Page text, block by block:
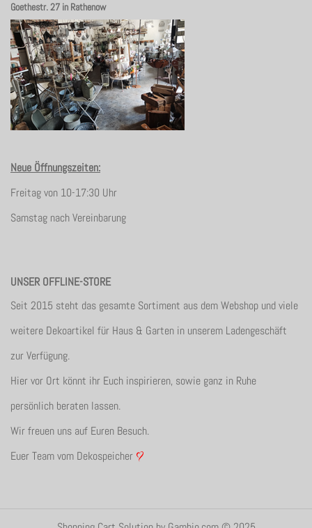
Goethestr. 27 in Rathenow
Neue Öffnungszeiten:
Freitag von 10-17:30 Uhr
Samstag nach Vereinbarung
UNSER OFFLINE-STORE
Seit 2015 steht das gesamte Sortiment aus dem Webshop und viele
weitere Dekoartikel für Haus & Garten in unserem Ladengeschäft
zur Verfügung.
Hier vor Ort könnt ihr Euch inspirieren, sowie ganz in Ruhe
persönlich beraten lassen.
Wir freuen uns auf Euren Besuch.
Euer Team vom Dekospeicher